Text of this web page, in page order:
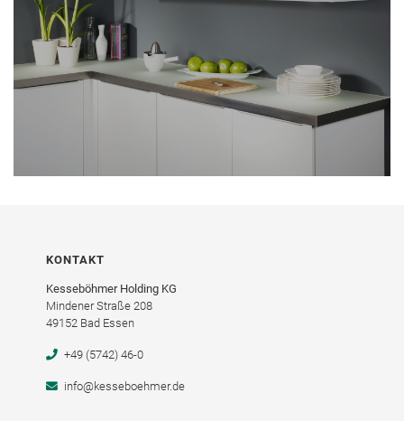
KONTAKT
Kesseböhmer Holding KG
Mindener Straße 208
49152 Bad Essen
+49 (5742) 46-0
info@kesseboehmer.de